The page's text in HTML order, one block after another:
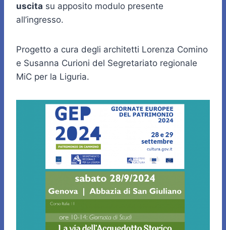
uscita su apposito modulo presente
all’ingresso.
Progetto a cura degli architetti Lorenza Comino
e Susanna Curioni del Segretariato regionale
MiC per la Liguria.